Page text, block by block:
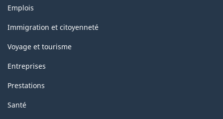
classification
Thèmes
sujets
Emplois
Immigration et citoyenneté
Voyage et tourisme
Entreprises
Prestations
Santé